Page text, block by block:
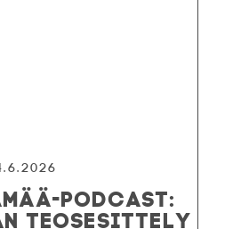
PODCAST:
TEOSESITTELY